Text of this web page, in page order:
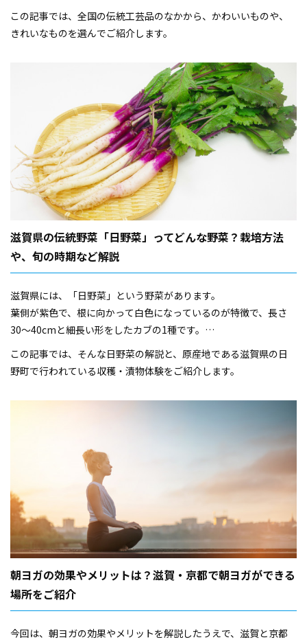
この記事では、全国の伝統工芸品のなかから、かわいいものや、
きれいなものを選んでご紹介します。
滋賀県の伝統野菜「日野菜」ってどんな野菜？栽培方法
や、旬の時期など解説
滋賀県には、「日野菜」という野菜があります。
葉側が紫色で、根に向かって白色になっているのが特徴で、長さ
30〜40cmと細長い形をしたカブの1種です。
県内はもちろん、日本全国にも「さくら漬」で有名な野菜です。
この記事では、そんな日野菜の解説と、原産地である滋賀県の日
野町で行われている収穫・漬物体験をご紹介します。
朝ヨガの効果やメリットは？滋賀・京都で朝ヨガができる
場所をご紹介
今回は、朝ヨガの効果やメリットを解説したうえで、滋賀と京都